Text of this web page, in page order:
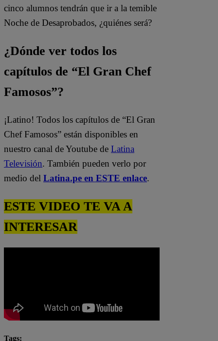
cinco alumnos tendrán que ir a la temible
Noche de Desaprobados, ¿quiénes será?
¿Dónde ver todos los
capítulos de “El Gran Chef
Famosos”?
¡Latino! Todos los capítulos de “El Gran
Chef Famosos” están disponibles en
nuestro canal de Youtube de Latina
Televisión. También pueden verlo por
medio del Latina.pe en ESTE enlace.
ESTE VIDEO TE VA A
INTERESAR
Tags: